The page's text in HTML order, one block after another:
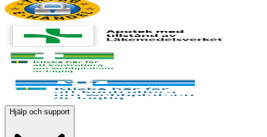
Hjälp och support